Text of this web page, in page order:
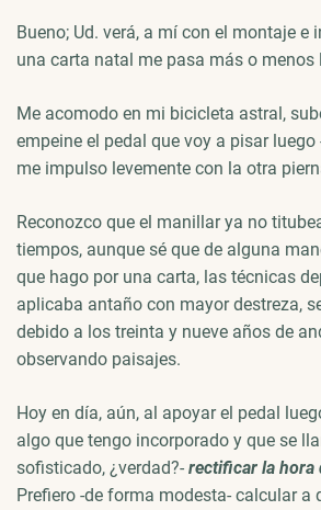
Bueno; Ud. verá, a mí con el montaje e
una carta natal me pasa más o menos
Me acomodo en mi bicicleta astral,
empeine el pedal que voy a pisar luego
me impulso levemente con la otra
Reconozco que el manillar ya no
tiempos, aunque sé que de alguna
que hago por una carta, las técnicas
aplicaba antaño con mayor destreza,
debido a los treinta y nueve años de
observando paisajes.
Hoy en día, aún, al apoyar el pedal
algo que tengo incorporado y que se
sofisticado, ¿verdad?- rectificar la hora
Prefiero -de forma modesta- calcular a